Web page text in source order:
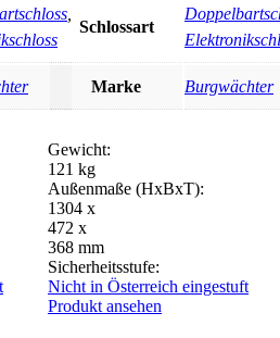
Schlossart
Marke Burgwächter
Gewicht:
121 kg
Außenmaße (HxBxT):
1304 x
472 x
368 mm
Sicherheitsstufe:
Nicht in Österreich eingestuft
Produkt ansehen